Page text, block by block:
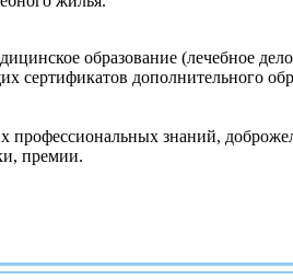
образование (лечебное
сертификатов дополнительного
знаний,
премии.